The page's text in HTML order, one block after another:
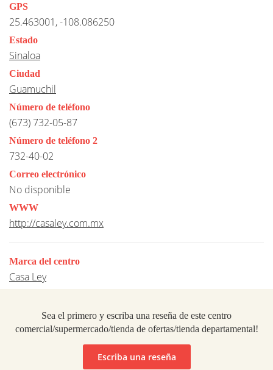
GPS
25.463001, -108.086250
Estado
Sinaloa
Ciudad
Guamuchil
Número de teléfono
(673) 732-05-87
Número de teléfono 2
732-40-02
Correo electrónico
No disponible
WWW
http://casaley.com.mx
Marca del centro
Casa Ley
Sea el primero y escriba una reseña de este centro
comercial/supermercado/tienda de ofertas/tienda departamental!
Escriba una reseña